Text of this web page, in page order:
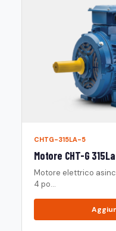
CHTG-315LA-5
Motore CHT-G
Motore elettrico
4 po...